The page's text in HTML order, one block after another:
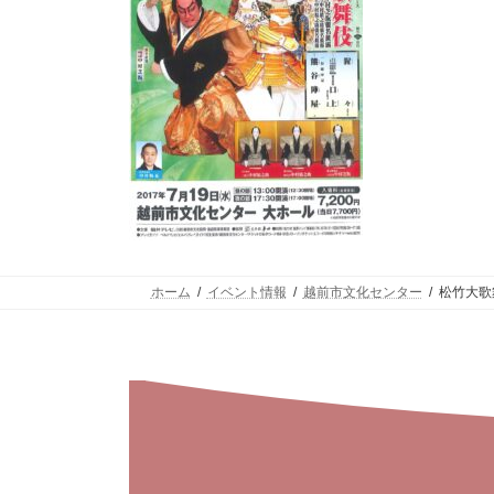
ホーム イベント情報 越前市文化センター 松竹大